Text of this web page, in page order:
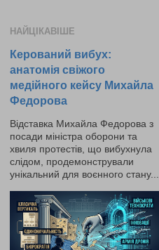
НАЙЦІКАВІШЕ
Керований вибух:
анатомія свіжого
медійного кейсу Михайла
Федорова
Відставка Михайла Федорова з
посади міністра оборони та
хвиля протестів, що вибухнула
слідом, продемонстрували
унікальний для воєнного стану...